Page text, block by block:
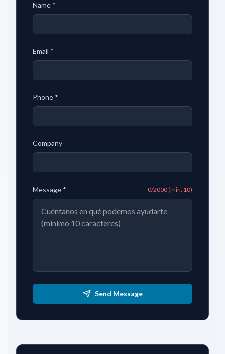
Name *
Email *
Phone *
Company
Message * 0/2000(min. 10)
Send Message